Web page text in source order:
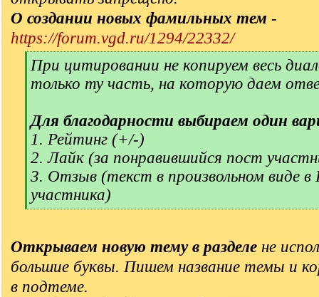
О создании новых фамильных тем -
https://forum.vgd.ru/1294/22332/
[
q
]
При цитировании не копируем весь
только ту часть, на которую даем
Для благодарности выбираем один
1. Рейтинг (+/-)
2. Лайк (за понравившийся пост
3. Отзыв (текст в произвольном виде
участника)
[
]
Открываем новую тему в разделе не
большие буквы. Пишем название темы и
в подтеме.